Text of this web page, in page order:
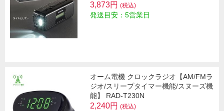
3,873円 (税込)
発送目安：5営業日
オーム電機 クロックラジオ【AM/FMラ
ジオ/スリープタイマー機能/スヌーズ機
能】 RAD-T230N
2,240円 (税込)